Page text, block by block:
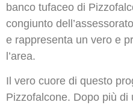
banco tufaceo di
congiunto
e rappresenta un vero e
l’area.
Il vero cuore di questo
Pizzofalcone. Dopo più di